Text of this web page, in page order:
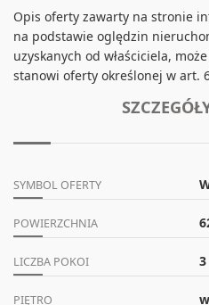
Opis oferty zawarty na stronie
na podstawie oględzin
uzyskanych od właściciela,
stanowi oferty określonej w art.
SYMBOL OFERTY
POWIERZCHNIA
LICZBA POKOI 3
PIĘTRO